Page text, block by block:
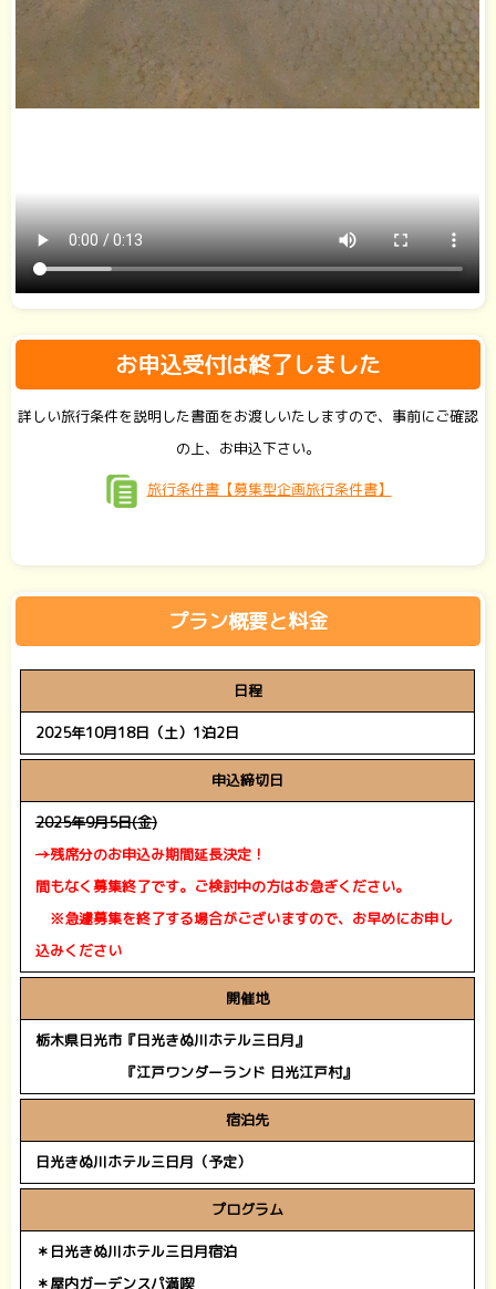
お申込受付は終了しました
詳しい旅行条件を説明した書面をお渡しいたしますので、事前にご確認
の上、お申込下さい。
旅行条件書【募集型企画旅行条件書】
プラン概要と料金
日程
2025年10月18日（土）1泊2日
申込締切日
2025年9月5日(金)
→残席分のお申込み期間延長決定！
間もなく募集終了です。ご検討中の方はお急ぎください。
※急遽募集を終了する場合がございますので、お早めにお申し
込みください
開催地
栃木県日光市『日光きぬ川ホテル三日月』
『江戸ワンダーランド 日光江戸村』
宿泊先
日光きぬ川ホテル三日月（予定）
プログラム
＊日光きぬ川ホテル三日月宿泊
＊屋内ガーデンスパ満喫